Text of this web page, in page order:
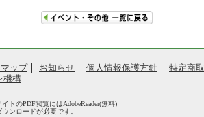
ップ お知らせ 個人情報保護方針
特定商
機構
イトのPDF閲覧にはAdobeReader(無料)
ウンロードが必要です。